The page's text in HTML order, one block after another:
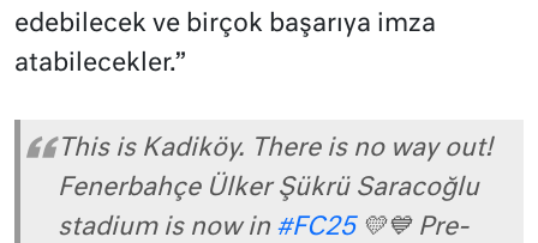
edebilecek ve birçok başarıya imza
atabilecekler.”
This is Kadiköy. There is no way out!
Fenerbahçe Ülker Şükrü Saracoğlu
stadium is now in #FC25💛💙 Pre-